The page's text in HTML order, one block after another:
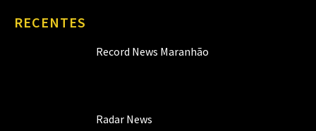
RECENTES
Record News Maranhão
Radar News